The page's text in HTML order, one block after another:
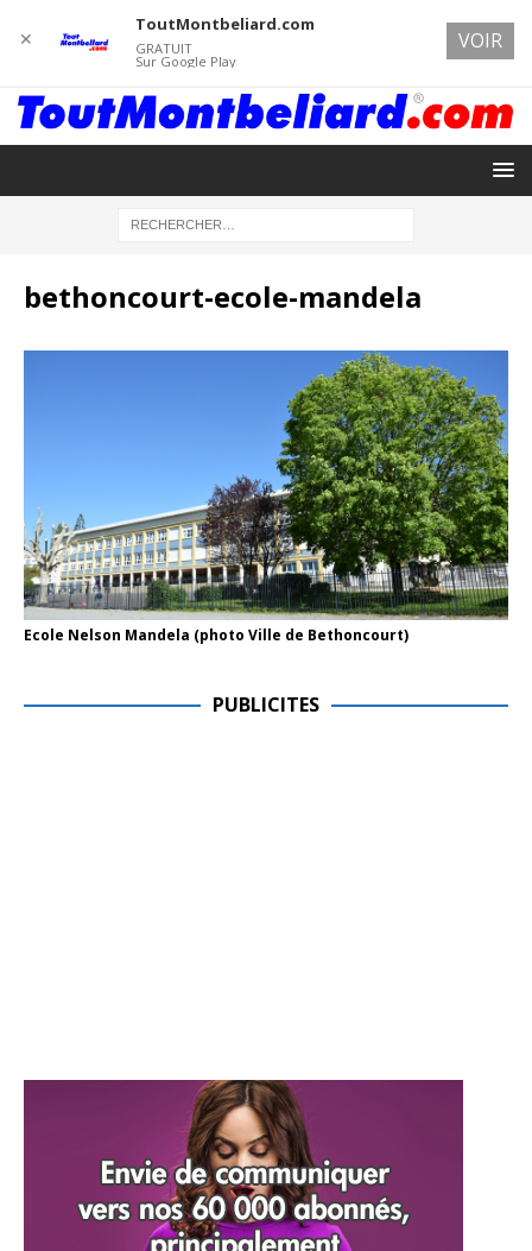
bethoncourt-ecole-mandela
Ecole Nelson Mandela (photo Ville de Bethoncourt)
PUBLICITES
✕
ToutMontbeliard.com
GRATUIT
Sur Google Play
VOIR